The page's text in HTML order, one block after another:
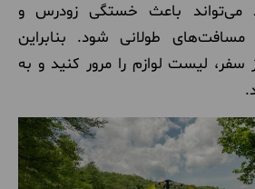
می‌تواند باعث خستگی زودرس و
طولانی شود. بنابراین
لیست لوازم را مرور کنید و به